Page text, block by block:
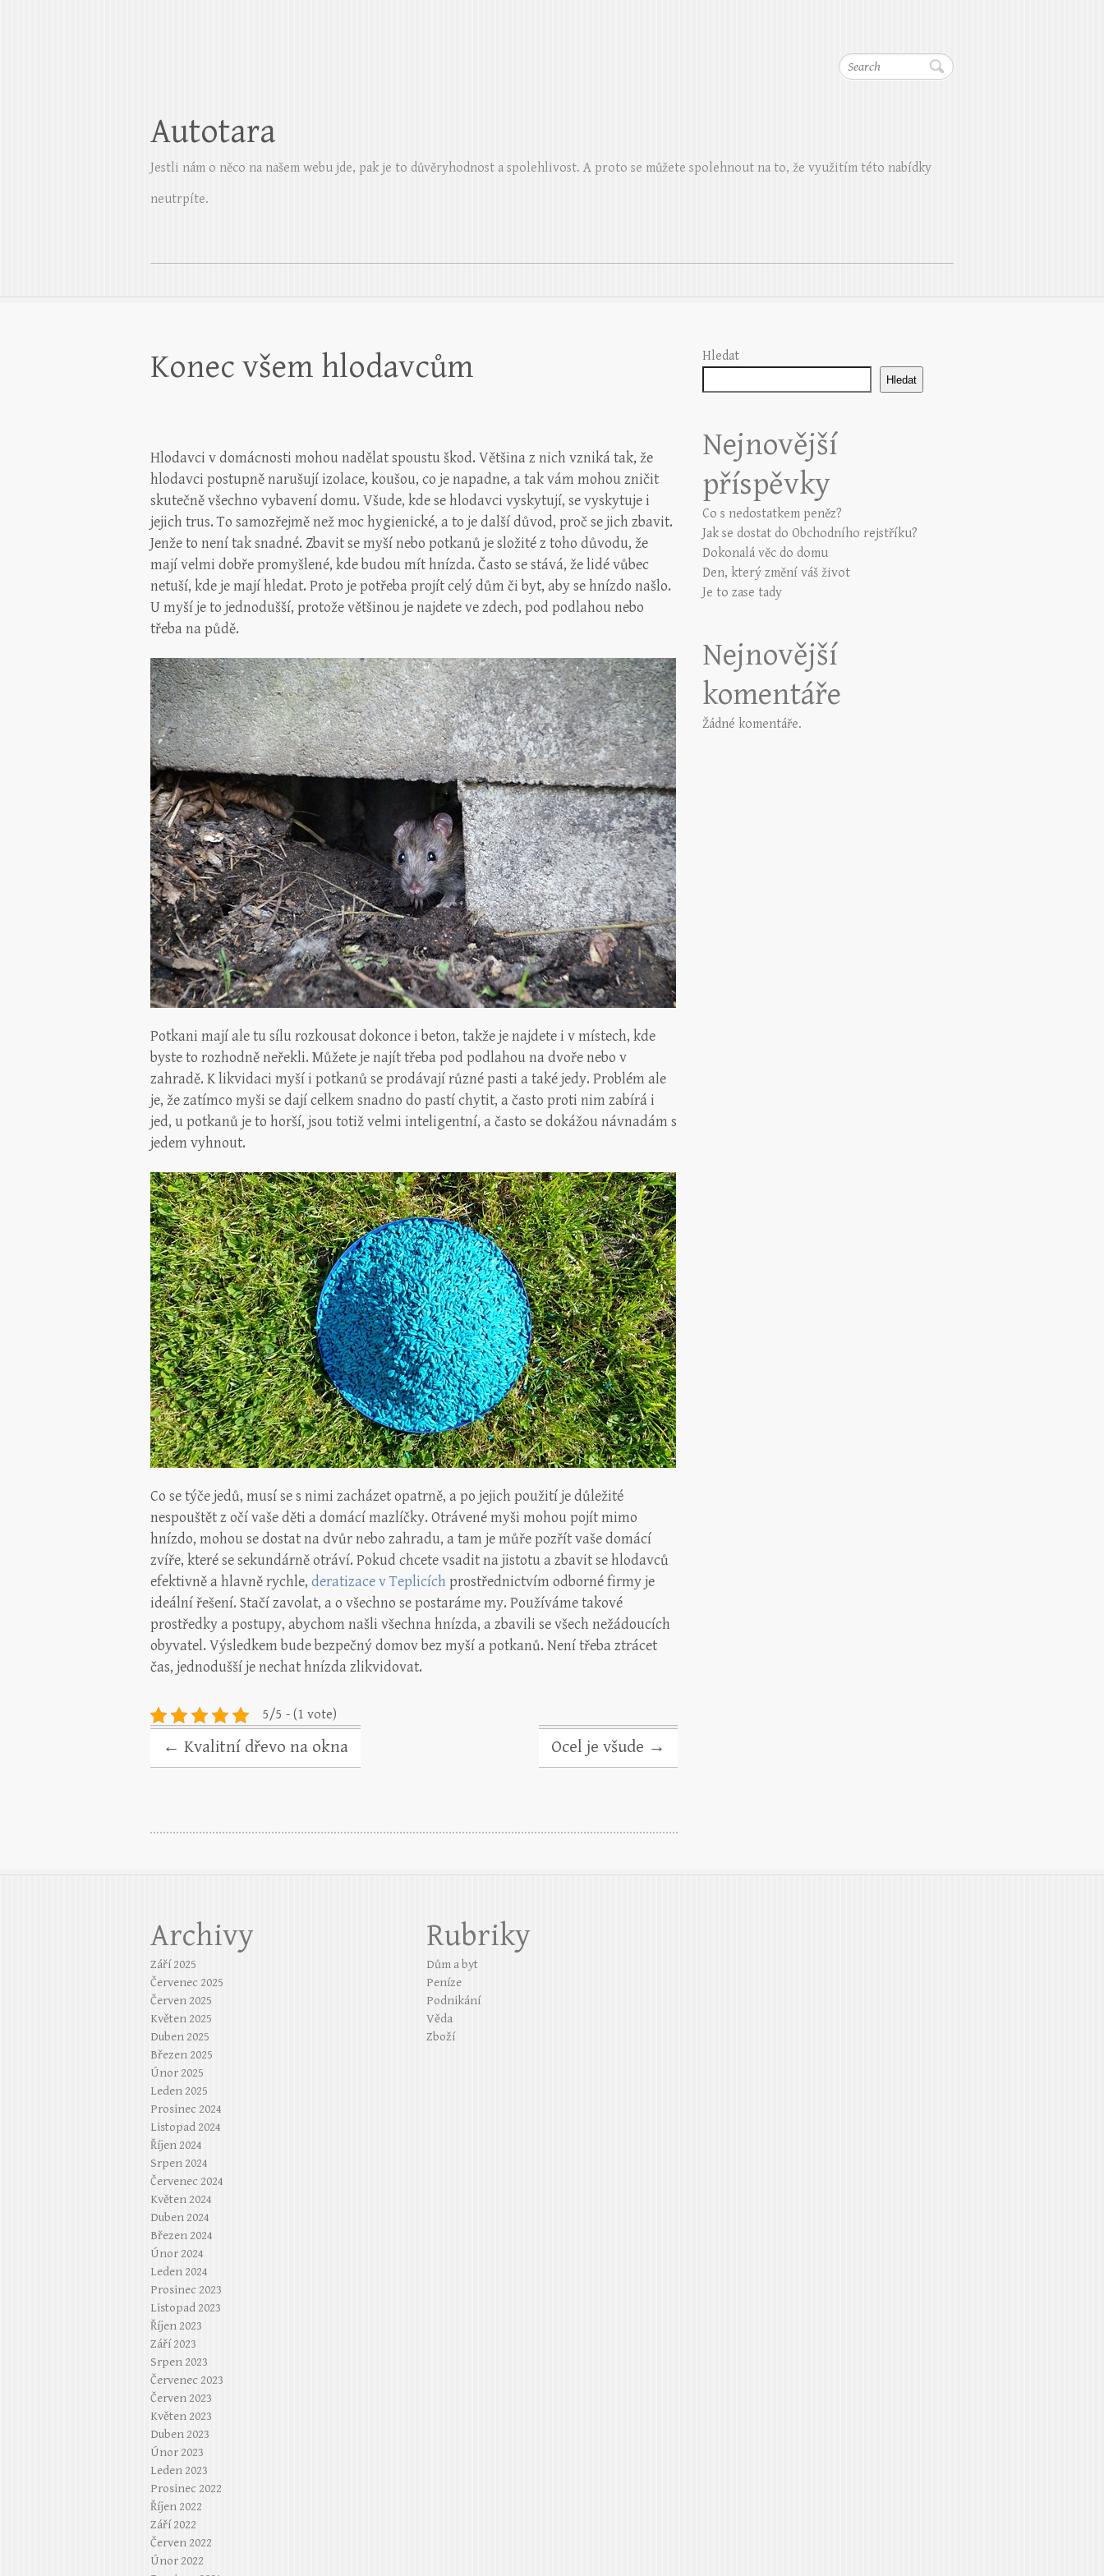
Search
Autotara
Jestli nám o něco na našem webu jde, pak je to důvěryhodnost a spolehlivost. A proto se můžete spolehnout na to, že využitím této nabídky
neutrpíte.
Konec všem hlodavcům
Hlodavci v domácnosti mohou nadělat spoustu škod. Většina z nich vzniká tak, že
hlodavci postupně narušují izolace, koušou, co je napadne, a tak vám mohou zničit
skutečně všechno vybavení domu. Všude, kde se hlodavci vyskytují, se vyskytuje i
jejich trus. To samozřejmě než moc hygienické, a to je další důvod, proč se jich zbavit.
Jenže to není tak snadné. Zbavit se myší nebo potkanů je složité z toho důvodu, že
mají velmi dobře promyšlené, kde budou mít hnízda. Často se stává, že lidé vůbec
netuší, kde je mají hledat. Proto je potřeba projít celý dům či byt, aby se hnízdo našlo.
U myší je to jednodušší, protože většinou je najdete ve zdech, pod podlahou nebo
třeba na půdě.
Potkani mají ale tu sílu rozkousat dokonce i beton, takže je najdete i v místech, kde
byste to rozhodně neřekli. Můžete je najít třeba pod podlahou na dvoře nebo v
zahradě. K likvidaci myší i potkanů se prodávají různé pasti a také jedy. Problém ale
je, že zatímco myši se dají celkem snadno do pastí chytit, a často proti nim zabírá i
jed, u potkanů je to horší, jsou totiž velmi inteligentní, a často se dokážou návnadám s
jedem vyhnout.
Co se týče jedů, musí se s nimi zacházet opatrně, a po jejich použití je důležité
nespouštět z očí vaše děti a domácí mazlíčky. Otrávené myši mohou pojít mimo
hnízdo, mohou se dostat na dvůr nebo zahradu, a tam je můře pozřít vaše domácí
zvíře, které se sekundárně otráví. Pokud chcete vsadit na jistotu a zbavit se hlodavců
efektivně a hlavně rychle, deratizace v Teplicích prostřednictvím odborné firmy je
ideální řešení. Stačí zavolat, a o všechno se postaráme my. Používáme takové
prostředky a postupy, abychom našli všechna hnízda, a zbavili se všech nežádoucích
obyvatel. Výsledkem bude bezpečný domov bez myší a potkanů. Není třeba ztrácet
čas, jednodušší je nechat hnízda zlikvidovat.
5/5 - (1 vote)
← Kvalitní dřevo na okna Ocel je všude →
Hledat
Hledat
Nejnovější
příspěvky
Co s nedostatkem peněz?
Jak se dostat do Obchodního rejstříku?
Dokonalá věc do domu
Den, který změní váš život
Je to zase tady
Nejnovější
komentáře
Žádné komentáře.
Archivy
Září 2025
Červenec 2025
Červen 2025
Květen 2025
Duben 2025
Březen 2025
Únor 2025
Leden 2025
Prosinec 2024
Listopad 2024
Říjen 2024
Srpen 2024
Červenec 2024
Květen 2024
Duben 2024
Březen 2024
Únor 2024
Leden 2024
Prosinec 2023
Listopad 2023
Říjen 2023
Září 2023
Srpen 2023
Červenec 2023
Červen 2023
Květen 2023
Duben 2023
Únor 2023
Leden 2023
Prosinec 2022
Říjen 2022
Září 2022
Červen 2022
Únor 2022
Rubriky
Dům a byt
Peníze
Podnikání
Věda
Zboží